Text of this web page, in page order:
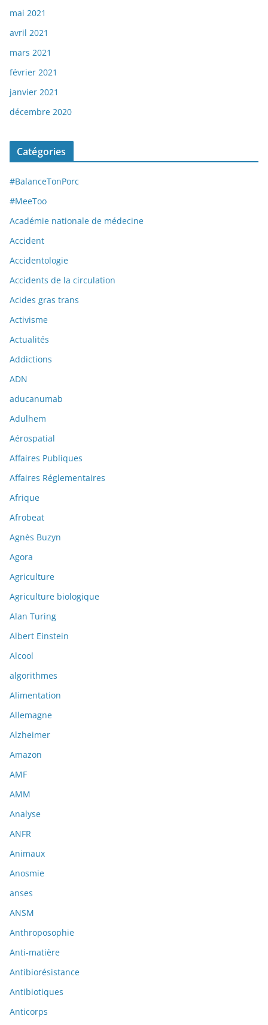
mai 2021
avril 2021
mars 2021
février 2021
janvier 2021
décembre 2020
Catégories
#BalanceTonPorc
#MeeToo
Académie nationale de médecine
Accident
Accidentologie
Accidents de la circulation
Acides gras trans
Activisme
Actualités
Addictions
ADN
aducanumab
Adulhem
Aérospatial
Affaires Publiques
Affaires Réglementaires
Afrique
Afrobeat
Agnès Buzyn
Agora
Agriculture
Agriculture biologique
Alan Turing
Albert Einstein
Alcool
algorithmes
Alimentation
Allemagne
Alzheimer
Amazon
AMF
AMM
Analyse
ANFR
Animaux
Anosmie
anses
ANSM
Anthroposophie
Anti-matière
Antibiorésistance
Antibiotiques
Anticorps